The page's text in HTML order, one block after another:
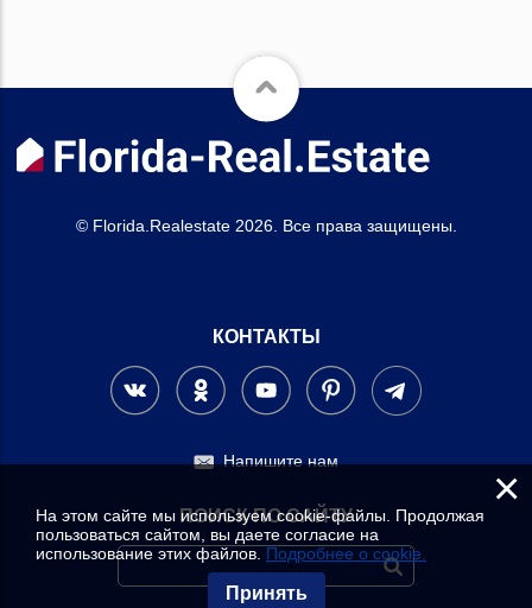
© Florida.Realestate 2026. Все права защищены.
КОНТАКТЫ
Напишите нам
ПОИСК ПО САЙТУ
×
На этом сайте мы используем cookie-файлы. Продолжая
пользоваться сайтом, вы даете согласие на
использование этих файлов. Подробнее о cookie.
Принять